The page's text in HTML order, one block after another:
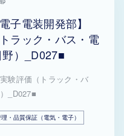
子電装開発部】
ラック・バス・電
）_D027■
験評価（トラック・バ
_D027■
・品質保証（電気・電子）